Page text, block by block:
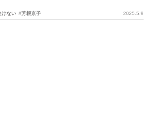
けない #芳根京子 2025.5.9